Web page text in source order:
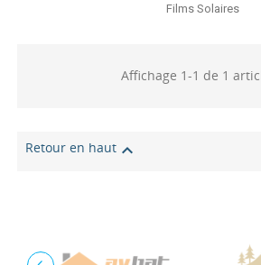
Films Solaires
Affichage 1-1 de 1
Retour en haut 